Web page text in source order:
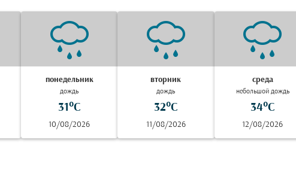
понедельник
дождь
31°C
10/08/2026
вторник
дождь
32°C
11/08/2026
среда
небольшой дождь
34°C
12/08/2026